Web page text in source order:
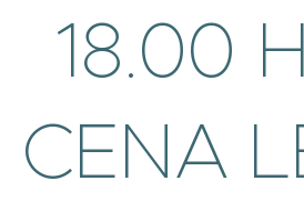
18.00
CENA